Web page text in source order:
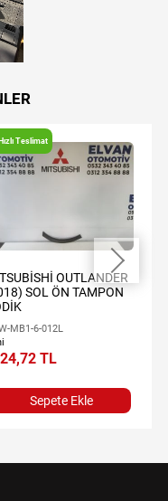
Hızlı Teslimat
OUTLANDER
SOL ÖN TAMPON
MB1-6-012L
TL
Sepete Ekle